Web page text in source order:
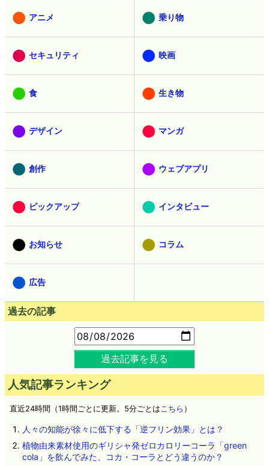
アニメ 乗り物
セキュリティ 映画
食 生き物
デザイン マンガ
創作 ウェブアプリ
ピックアップ インタビュー
お知らせ コラム
広告
過去の記事
過去記事を見る
人気記事ランキング
直近24時間（1時間ごとに更新。5分ごとは こちら ）
人々の知能が徐々に低下する「逆フリン効果」とは？
植物由来素材使用のギリシャ発ゼロカロリーコーラ「green
cola」を飲んでみた、コカ・コーラとどう違うのか？